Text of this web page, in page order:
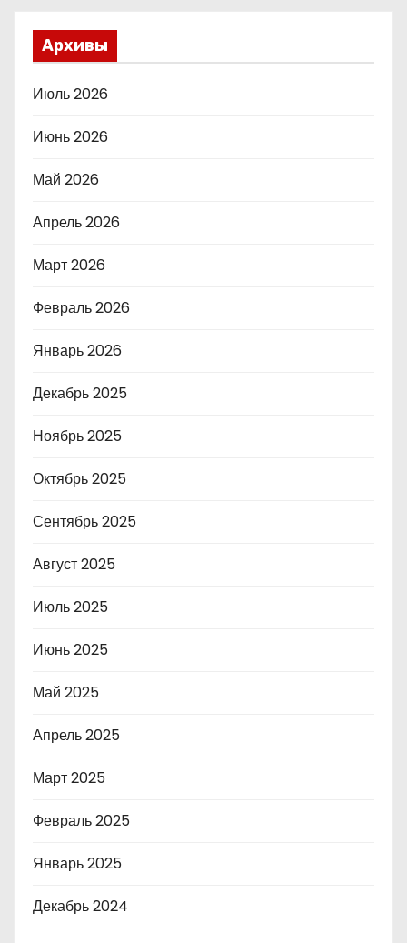
Архивы
Июль 2026
Июнь 2026
Май 2026
Апрель 2026
Март 2026
Февраль 2026
Январь 2026
Декабрь 2025
Ноябрь 2025
Октябрь 2025
Сентябрь 2025
Август 2025
Июль 2025
Июнь 2025
Май 2025
Апрель 2025
Март 2025
Февраль 2025
Январь 2025
Декабрь 2024